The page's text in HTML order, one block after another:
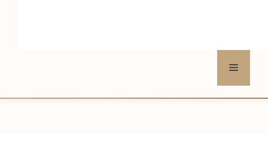
Menu